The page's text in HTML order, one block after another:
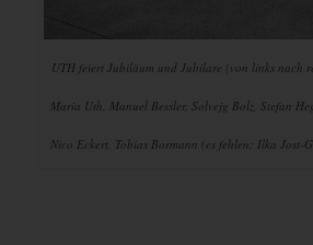
UTH feiert Jubiläum und Jubilare (von links nach
Maria Uth, Manuel Bessler, Solvejg Bolz, Stefan
Nico Eckert, Tobias Bormann (es fehlen: Ilka Jost-